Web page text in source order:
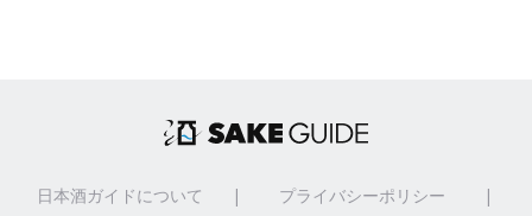
日本酒ガイドについて | プライバシーポリシー |